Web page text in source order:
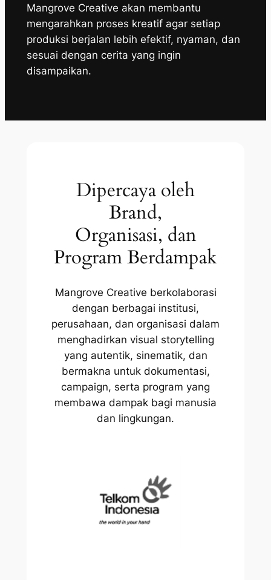
Mangrove Creative akan membantu
mengarahkan proses kreatif agar setiap
produksi berjalan lebih efektif, nyaman, dan
sesuai dengan cerita yang ingin
disampaikan.
Dipercaya oleh
Brand,
Organisasi, dan
Program Berdampak
Mangrove Creative berkolaborasi
dengan berbagai institusi,
perusahaan, dan organisasi dalam
menghadirkan visual storytelling
yang autentik, sinematik, dan
bermakna untuk dokumentasi,
campaign, serta program yang
membawa dampak bagi manusia
dan lingkungan.